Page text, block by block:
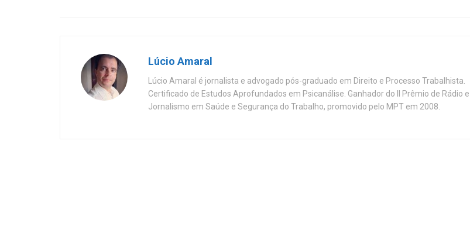
Lúcio Amaral
Lúcio Amaral é jornalista e advogado pós-graduado em Direito e Processo Trabalhista.
Certificado de Estudos Aprofundados em Psicanálise. Ganhador do II Prêmio de Rádio e
Jornalismo em Saúde e Segurança do Trabalho, promovido pelo MPT em 2008.